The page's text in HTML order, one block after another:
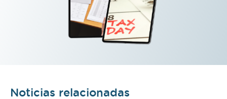
Noticias relacionadas